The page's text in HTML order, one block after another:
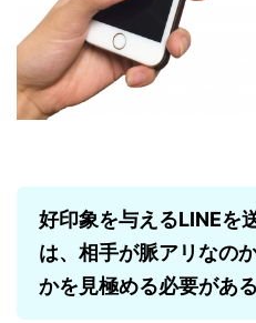
好印象を与えるLINEを
は、相手が脈アリなの
かを見極める必要があ